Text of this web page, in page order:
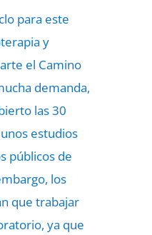
para este
y
el Camino
demanda,
las 30
estudios
públicos de
los
que trabajar
ya que